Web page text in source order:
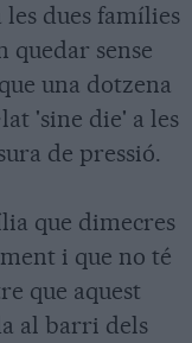
dues famílies
quedar sense
una dotzena
'sine die' a les
de pressió.
que dimecres
i que no té
que aquest
al barri dels